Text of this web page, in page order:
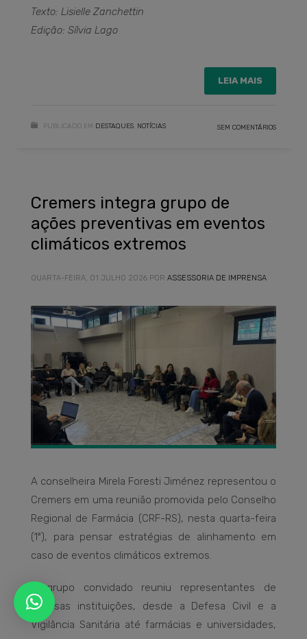
Texto: Lisielle Zanchettin
Edição: Sílvia Lago
LEIA MAIS
PUBLICADO EM DESTAQUES NOTÍCIAS SEM COMENTÁRIOS
Cremers integra grupo de
ações preventivas em eventos
climáticos extremos
QUARTA-FEIRA, 01 JULHO 2026 POR ASSESSORIA DE IMPRENSA
A conselheira Mirela Foresti Jiménez representou o
Cremers em uma reunião promovida pelo Conselho
Regional de Farmácia (CRF-RS), nesta quarta-feira
(1º), para pensar estratégias de alinhamento em
caso de eventos climáticos extremos.
O grupo convidado reuniu representantes de
diversas instituições, desde a Defesa Civil e a
Vigilância Sanitária até farmácias e universidades,